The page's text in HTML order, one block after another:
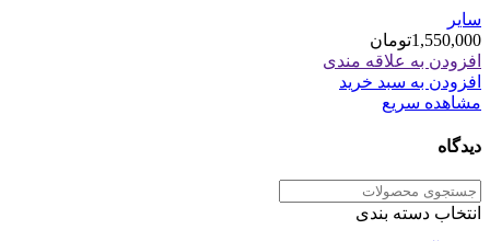
سایر
1,550,000تومان
افزودن به علاقه مندی
افزودن به سبد خرید
مشاهده سریع
دیدگاه
انتخاب دسته بندی